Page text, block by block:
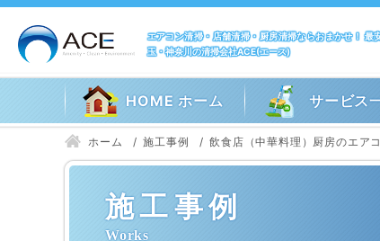
エアコン清掃・店舗清掃・厨房清掃ならおまかせ！ 最
玉・神奈川の清掃会社ACE(エース)
HOME ホーム サービス
ホーム 施工事例 飲食店（中華料理）厨房のエア
施工事例